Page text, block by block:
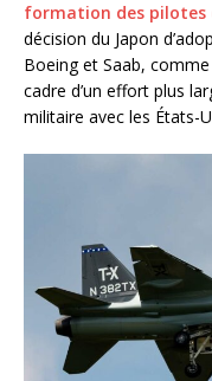
formation des pilotes
décision du Japon
Boeing et Saab,
cadre d’un effort plus
militaire avec les États-